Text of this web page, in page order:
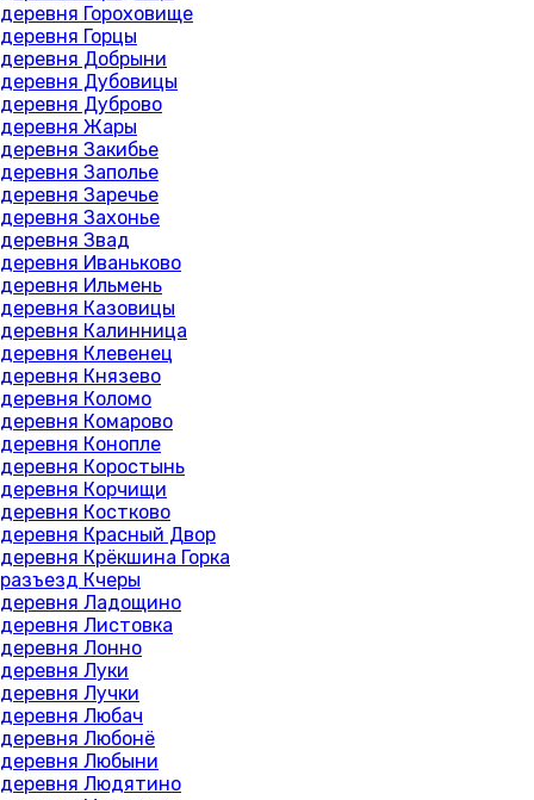
деревня Гороховище
деревня Горцы
деревня Добрыни
деревня Дубовицы
деревня Дуброво
деревня Жары
деревня Закибье
деревня Заполье
деревня Заречье
деревня Захонье
деревня Звад
деревня Иваньково
деревня Ильмень
деревня Казовицы
деревня Калинница
деревня Клевенец
деревня Князево
деревня Коломо
деревня Комарово
деревня Конопле
деревня Коростынь
деревня Корчищи
деревня Костково
деревня Красный Двор
деревня Крёкшина Горка
разъезд Кчеры
деревня Ладощино
деревня Листовка
деревня Лонно
деревня Луки
деревня Лучки
деревня Любач
деревня Любонё
деревня Любыни
деревня Людятино